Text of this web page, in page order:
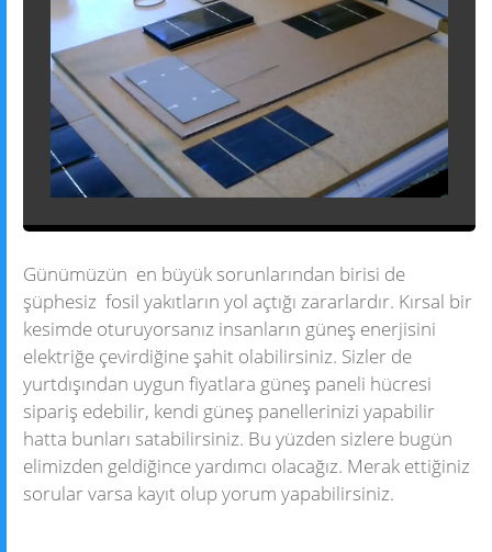
u
Outdoor Sanat
Günümüzün en büyük sorunlarından birisi de
şüphesiz fosil yakıtların yol açtığı zararlardır. Kırsal bir
kesimde oturuyorsanız insanların güneş enerjisini
elektriğe çevirdiğine şahit olabilirsiniz. Sizler de
yurtdışından uygun fiyatlara güneş paneli hücresi
sipariş edebilir, kendi güneş panellerinizi yapabilir
hatta bunları satabilirsiniz. Bu yüzden sizlere bugün
elimizden geldiğince yardımcı olacağız. Merak ettiğiniz
sorular varsa kayıt olup yorum yapabilirsiniz.